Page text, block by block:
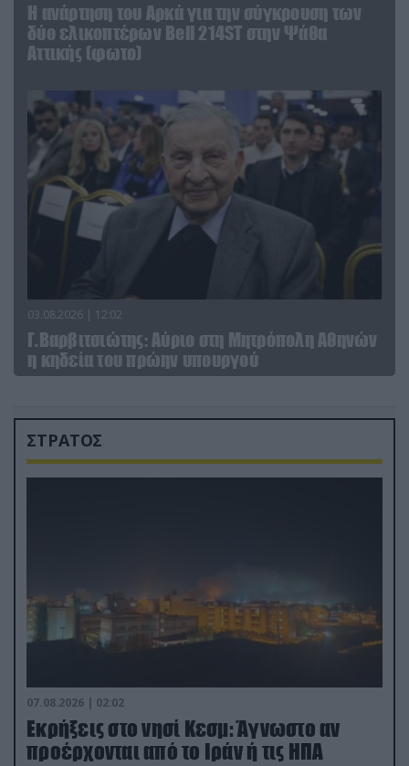
Η ανάρτηση του Αρκά για την σύγκρουση των
δύο ελικοπτέρων Bell 214ST στην Ψάθα
Αττικής (φωτο)
03.08.2026 | 12:02
Γ.Βαρβιτσιώτης: Aύριο στη Μητρόπολη Αθηνών
η κηδεία του πρώην υπουργού
ΣΤΡΑΤΟΣ
07.08.2026 | 02:02
Εκρήξεις στο νησί Κεσμ: Άγνωστο αν
προέρχονται από το Ιράν ή τις ΗΠΑ